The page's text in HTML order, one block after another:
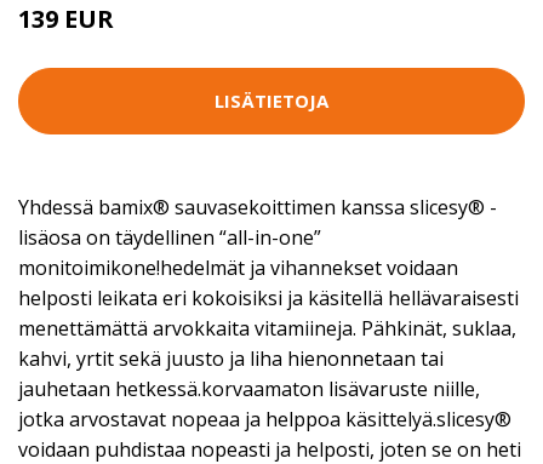
139 EUR
LISÄTIETOJA
Yhdessä bamix® sauvasekoittimen kanssa slicesy® -
lisäosa on täydellinen “all-in-one”
monitoimikone!hedelmät ja vihannekset voidaan
helposti leikata eri kokoisiksi ja käsitellä hellävaraisesti
menettämättä arvokkaita vitamiineja. Pähkinät, suklaa,
kahvi, yrtit sekä juusto ja liha hienonnetaan tai
jauhetaan hetkessä.korvaamaton lisävaruste niille,
jotka arvostavat nopeaa ja helppoa käsittelyä.slicesy®
voidaan puhdistaa nopeasti ja helposti, joten se on heti